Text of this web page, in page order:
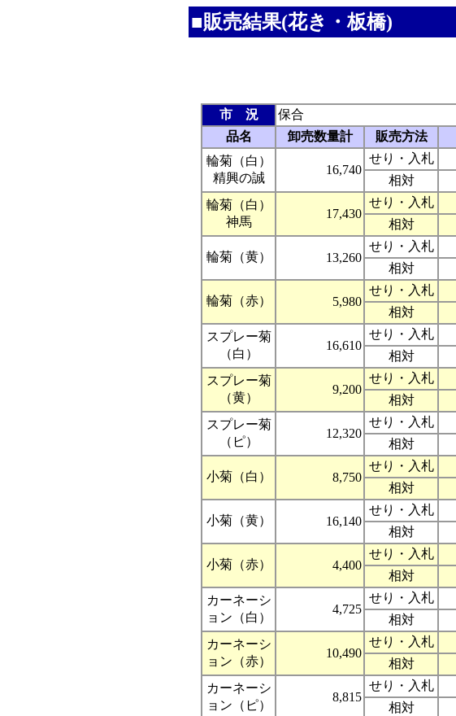
■販売結果(花き・板橋)
市 況
保合
品名
卸売数量計 販売方法
輪菊（白）
精興の誠
16,740
せり・入札
相対
輪菊（白）
神馬
17,430
せり・入札
相対
輪菊（黄） 13,260
せり・入札
相対
輪菊（赤） 5,980
せり・入札
相対
スプレー菊
（白）
16,610
せり・入札
相対
スプレー菊
（黄）
9,200
せり・入札
相対
スプレー菊
（ピ）
12,320
せり・入札
相対
小菊（白） 8,750
せり・入札
相対
小菊（黄） 16,140
せり・入札
相対
小菊（赤） 4,400
せり・入札
相対
カーネーシ
ョン（白）
4,725
せり・入札
相対
カーネーシ
ョン（赤）
10,490
せり・入札
相対
カーネーシ
ョン（ピ）
8,815
せり・入札
相対